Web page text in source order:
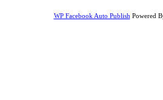
WP Facebook Auto Publish Powered